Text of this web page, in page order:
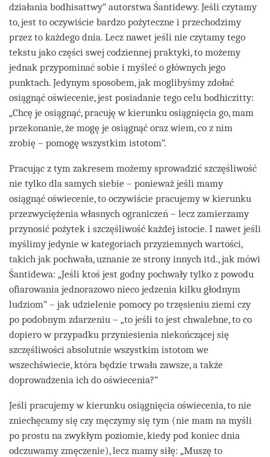
działania bodhisattwy” autorstwa Śantidewy. Jeśli czytamy
to, jest to oczywiście bardzo pożyteczne i przechodzimy
przez to każdego dnia. Lecz nawet jeśli nie czytamy tego
tekstu jako części swej codziennej praktyki, to możemy
jednak przypominać sobie i myśleć o głównych jego
punktach. Jedynym sposobem, jak moglibyśmy zdołać
osiągnąć oświecenie, jest posiadanie tego celu bodhiczitty:
„Chcę je osiągnąć, pracuję w kierunku osiągnięcia go, mam
przekonanie, że mogę je osiągnąć oraz wiem, co z nim
zrobię – pomogę wszystkim istotom”.
Pracując z tym zakresem możemy sprowadzić szczęśliwość
nie tylko dla samych siebie – ponieważ jeśli mamy
osiągnąć oświecenie, to oczywiście pracujemy w kierunku
przezwyciężenia własnych ograniczeń – lecz zamierzamy
przynosić pożytek i szczęśliwość każdej istocie. I nawet jeśli
myślimy jedynie w kategoriach przyziemnych wartości,
takich jak pochwała, uznanie ze strony innych itd., jak mówi
Śantidewa: „Jeśli ktoś jest godny pochwały tylko z powodu
ofiarowania jednorazowo nieco jedzenia kilku głodnym
ludziom” – jak udzielenie pomocy po trzęsieniu ziemi czy
po podobnym zdarzeniu – „to jeśli to jest chwalebne, to co
dopiero w przypadku przyniesienia niekończącej się
szczęśliwości absolutnie wszystkim istotom we
wszechświecie, która będzie trwała zawsze, a także
doprowadzenia ich do oświecenia?”
Jeśli pracujemy w kierunku osiągnięcia oświecenia, to nie
zniechęcamy się czy męczymy się tym (nie mam na myśli
po prostu na zwykłym poziomie, kiedy pod koniec dnia
odczuwamy zmęczenie), lecz mamy siłę: „Muszę to